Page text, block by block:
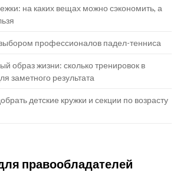
на каких вещах можно сэкономить, а
профессионалов падел-тенниса
образ жизни: сколько тренировок в
заметного результата
детские кружки и секции по возрасту
правообладателей